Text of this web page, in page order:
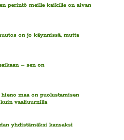
perintö meille kaikille on aivan
on jo käynnissä, mutta
– sen on
maa on puolustamisen
vaaliuurnilla
yhdistämäksi kansaksi